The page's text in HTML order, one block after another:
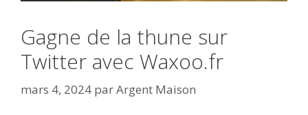
Gagne de la thune sur
Twitter avec Waxoo.fr
mars 4, 2024 parArgent Maison